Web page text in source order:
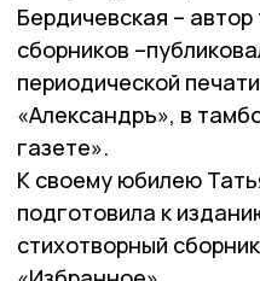
Бердичевская –
сборников
периодической
«Александръ», в
газете».
К своему юбилею
подготовила к
стихотворный